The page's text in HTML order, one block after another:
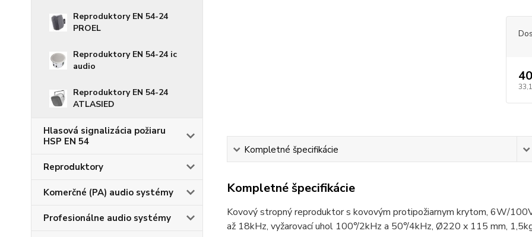
Reproduktory EN 54-24
PROEL
Reproduktory EN 54-24 ic
audio
Reproduktory EN 54-24
ATLASIED
Hlasová signalizácia požiaru
HSP EN 54
Reproduktory
Komerčné (PA) audio systémy
Profesionálne audio systémy
Kompletné špecifikácie
Kompletné špecifikácie
Kovový stropný reproduktor s kovovým protipožiarnym krytom, 6W/
až 18kHz, vyžarovací uhol 100°/2kHz a 50°/4kHz, Ø220 x 115 mm,